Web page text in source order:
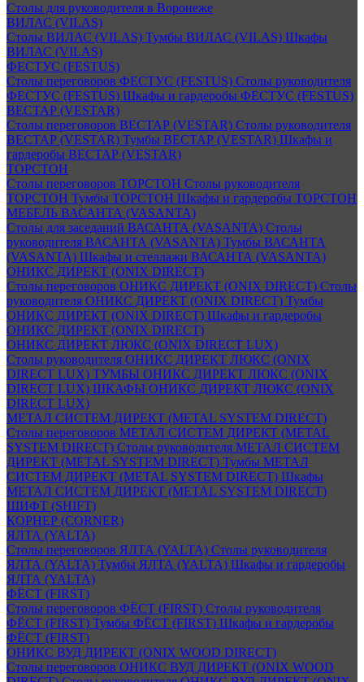
Столы для руководителя в Воронеже
ВИЛАС (VILAS)
Столы ВИЛАС (VILAS) Тумбы ВИЛАС (VILAS) Шкафы
ВИЛАС (VILAS)
ФЕСТУС (FESTUS)
Столы переговоров ФЕСТУС (FESTUS) Столы руководителя
ФЕСТУС (FESTUS) Шкафы и гардеробы ФЕСТУС (FESTUS)
ВЕСТАР (VESTAR)
Столы переговоров ВЕСТАР (VESTAR) Столы руководителя
ВЕСТАР (VESTAR) Тумбы ВЕСТАР (VESTAR) Шкафы и
гардеробы ВЕСТАР (VESTAR)
ТОРСТОН
Столы переговоров ТОРСТОН Столы руководителя
ТОРСТОН Тумбы ТОРСТОН Шкафы и гардеробы ТОРСТОН
МЕБЕЛЬ ВАСАНТА (VASANTA)
Столы для заседаний ВАСАНТА (VASANTA) Столы
руководителя ВАСАНТА (VASANTA) Тумбы ВАСАНТА
(VASANTA) Шкафы и стеллажи ВАСАНТА (VASANTA)
ОНИКС ДИРЕКТ (ONIX DIRECT)
Столы переговоров ОНИКС ДИРЕКТ (ONIX DIRECT) Столы
руководителя ОНИКС ДИРЕКТ (ONIX DIRECT) Тумбы
ОНИКС ДИРЕКТ (ONIX DIRECT) Шкафы и гардеробы
ОНИКС ДИРЕКТ (ONIX DIRECT)
ОНИКС ДИРЕКТ ЛЮКС (ONIX DIRECT LUX)
Столы руководителя ОНИКС ДИРЕКТ ЛЮКС (ONIX
DIRECT LUX) ТУМБЫ ОНИКС ДИРЕКТ ЛЮКС (ONIX
DIRECT LUX) ШКАФЫ ОНИКС ДИРЕКТ ЛЮКС (ONIX
DIRECT LUX)
МЕТАЛ СИСТЕМ ДИРЕКТ (METAL SYSTEM DIRECT)
Столы переговоров МЕТАЛ СИСТЕМ ДИРЕКТ (METAL
SYSTEM DIRECT) Столы руководителя МЕТАЛ СИСТЕМ
ДИРЕКТ (METAL SYSTEM DIRECT) Тумбы МЕТАЛ
СИСТЕМ ДИРЕКТ (METAL SYSTEM DIRECT) Шкафы
МЕТАЛ СИСТЕМ ДИРЕКТ (METAL SYSTEM DIRECT)
ШИФТ (SHIFT)
КОРНЕР (CORNER)
ЯЛТА (YALTA)
Столы переговоров ЯЛТА (YALTA) Столы руководителя
ЯЛТА (YALTA) Тумбы ЯЛТА (YALTA) Шкафы и гардеробы
ЯЛТА (YALTA)
ФЁСТ (FIRST)
Столы переговоров ФЁСТ (FIRST) Столы руководителя
ФЁСТ (FIRST) Тумбы ФЁСТ (FIRST) Шкафы и гардеробы
ФЁСТ (FIRST)
ОНИКС ВУД ДИРЕКТ (ONIX WOOD DIRECT)
Столы переговоров ОНИКС ВУД ДИРЕКТ (ONIX WOOD